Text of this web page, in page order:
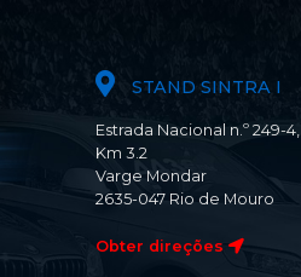
STAND SINTRA I
Estrada Nacional n.º 249-4,
Km 3.2
Varge Mondar
2635-047 Rio de Mouro
Obter direções